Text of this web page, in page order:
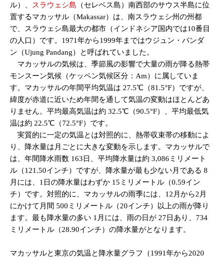
ル）、
スラウェシ島 （セレベス島）南西部のサウス半島に位
置するマカッサル（Makassar）は、南スラウェシ州の州都
で、スラウェシ島最大の都市（インドネシア国内では10番目
の人口）です。1971年から1999年まではウジュン・パンダ
ン（Ujung Pandang）と呼ばれていました。
マカッサルの気候は、季節風の影響で大量の雨が降る熱帯
モンスーン気候（ケッペン気候区分：Am）に属していま
す。マカッサルの年間平均気温は 27.5℃（81.5°F）ですが、
緯度が赤道に近いため年間を通して気温の変動はほとんどあ
りません。平均最高気温は約 32.5℃（90.5°F）、平均最低気
温は約 22.5℃（72.5°F）です。
実質的に一定の気温とは対照的に、熱帯収束帯の移動によ
り、降水量は月ごとに大きな変動を示します。マカッサルで
は、年間降水雨数 163日、平均降水量は約 3,086ミリメート
ル（121.50インチ）ですが、降水量が最も少ない月である 8
月には、1日の降水量はわずか 15ミリメートル（0.59イン
チ）です。対照的に、マカッサルの雨季には、12月から2月
にかけて月間 500ミリメートル（20インチ）以上の雨が降り
ます。最も降水量の多い 1月には、雨の日が 27日あり、734
ミリメートル（28.90インチ）の降水量がとなります。
マカッサルと東京の気温と降水量グラフ（1991年から2020